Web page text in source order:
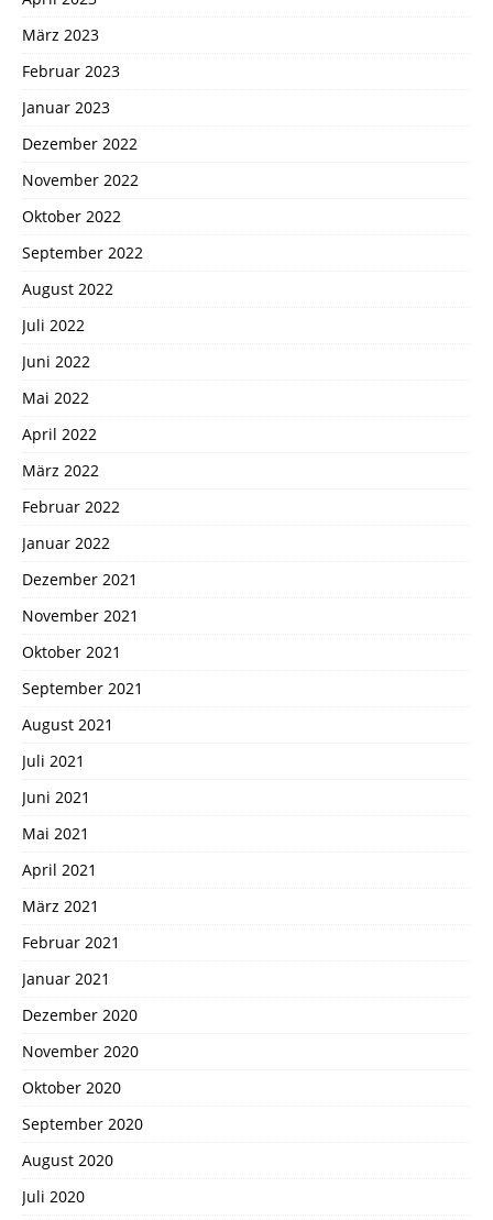
März 2023
Februar 2023
Januar 2023
Dezember 2022
November 2022
Oktober 2022
September 2022
August 2022
Juli 2022
Juni 2022
Mai 2022
April 2022
März 2022
Februar 2022
Januar 2022
Dezember 2021
November 2021
Oktober 2021
September 2021
August 2021
Juli 2021
Juni 2021
Mai 2021
April 2021
März 2021
Februar 2021
Januar 2021
Dezember 2020
November 2020
Oktober 2020
September 2020
August 2020
Juli 2020